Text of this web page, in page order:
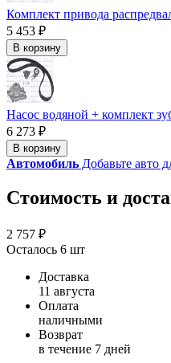
Комплект привода
5 453 ₽
В корзину
Насос водяной + комплект
6 273 ₽
В корзину
Автомобиль Добавьте авто
Стоимость и
2 757 ₽
Осталось 6 шт
Доставка
11 августа
Оплата
наличными
Возврат
в течение 7 дней